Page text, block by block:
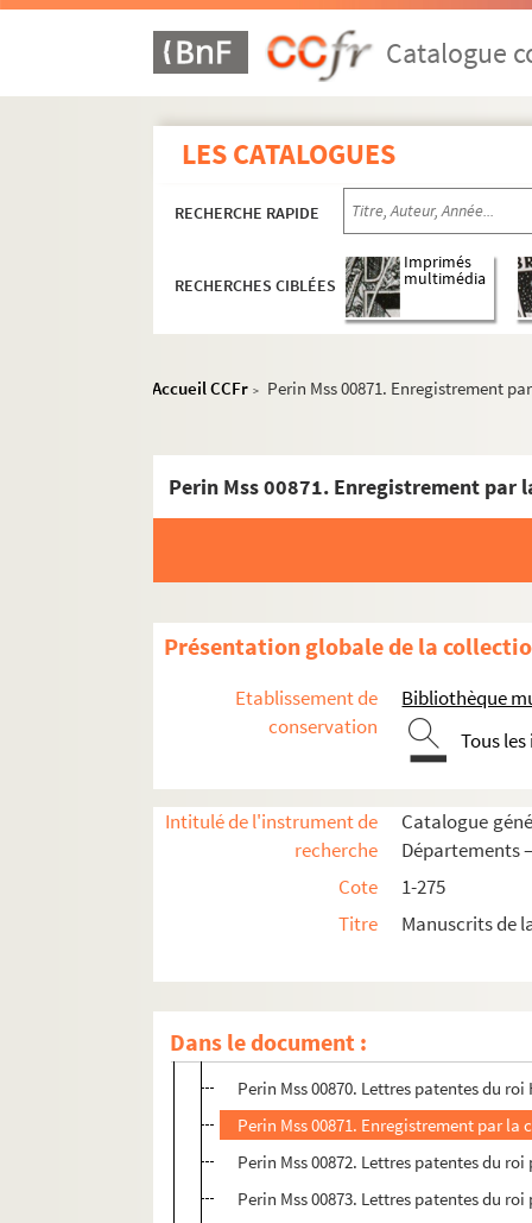
Catalogue
LES CATALOGUES
RECHERCHE RAPIDE
RECHERCHES CIBLÉES
Imprimés
multimédia
Accueil CCFr > Perin Mss 00871. Enregistrement
Présentation globale de la
Etablissement de
conservation
Bibliothèque
Tous
Intitulé de l'instrument de
recherche
Catalogue
Départements
Cote
1-275
Titre
Manuscrits de
Dans le document :
Fonds historique
Any-Martin-Rieux
Artemps
Athies
Barizis-aux-Bois
Bassoles
Beaurevoir
Belleau
Perin Mss 00867. Lettres patentes de
Perin Mss 00868. Confirmation par le
Perin Mss 00869. Mandement du roi
Perin Mss 00870. Lettres patentes du
Perin Mss 00871. Enregistrement par
Perin Mss 00872. Lettres patentes du
Perin Mss 00873. Lettres patentes du